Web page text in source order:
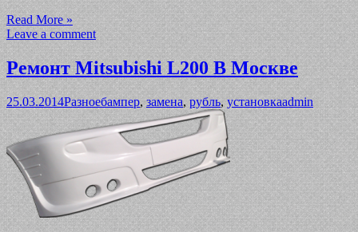
Read More »
Leave a comment
Ремонт Mitsubishi L200 В Москве
25.03.2014Разноебампер,замена, рубль, установкаadmin